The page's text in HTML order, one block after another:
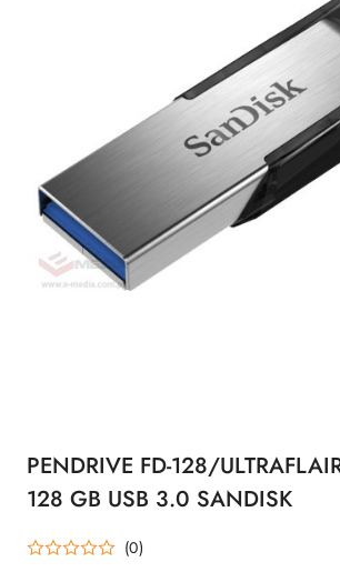
PENDRIVE FD-128/
128 GB USB 3.0 SANDISK
(0)